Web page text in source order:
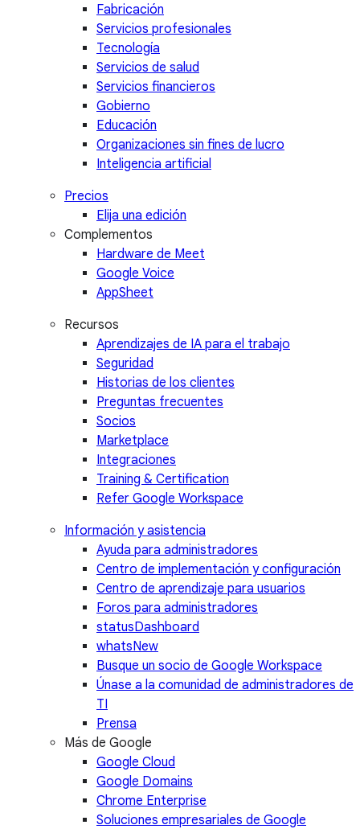
Fabricación
Servicios profesionales
Tecnología
Servicios de salud
Servicios financieros
Gobierno
Educación
Organizaciones sin fines de lucro
Inteligencia artificial
Precios
Elija una edición
Complementos
Hardware de Meet
Google Voice
AppSheet
Recursos
Aprendizajes de IA para el trabajo
Seguridad
Historias de los clientes
Preguntas frecuentes
Socios
Marketplace
Integraciones
Training & Certification
Refer Google Workspace
Información y asistencia
Ayuda para administradores
Centro de implementación y configuración
Centro de aprendizaje para usuarios
Foros para administradores
statusDashboard
whatsNew
Busque un socio de Google Workspace
Únase a la comunidad de administradores de
TI
Prensa
Más de Google
Google Cloud
Google Domains
Chrome Enterprise
Soluciones empresariales de Google